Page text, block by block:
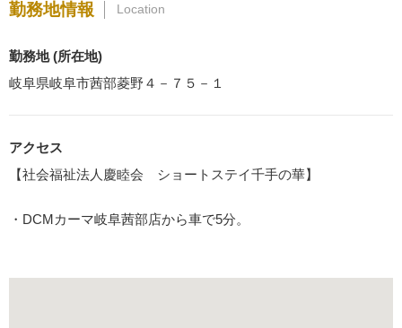
勤務地情報 Location
勤務地 (所在地)
岐阜県岐阜市茜部菱野４－７５－１
アクセス
【社会福祉法人慶睦会 ショートステイ千手の華】
・DCMカーマ岐阜茜部店から車で5分。